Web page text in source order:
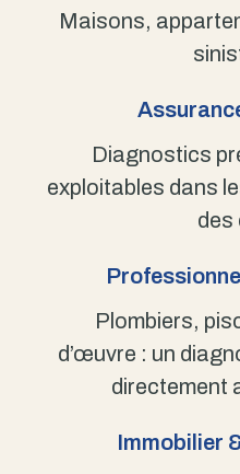
Maisons,
Diagnostics
exploitables dans
des
Plombiers,
d’œuvre : un
directement
Immobilier